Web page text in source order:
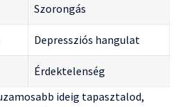
Szorongás
Depressziós hangulat
Érdektelenség
ideig tapasztalod,